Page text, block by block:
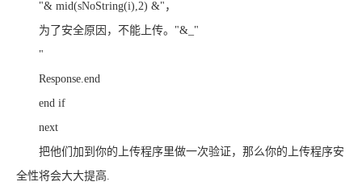
"& mid(sNoString(i),2) &"，
为了安全原因，不能上传。"&_"
"
Response.end
end if
next
把他们加到你的上传程序里做一次验证，那么你的上传程序安
全性将会大大提高.